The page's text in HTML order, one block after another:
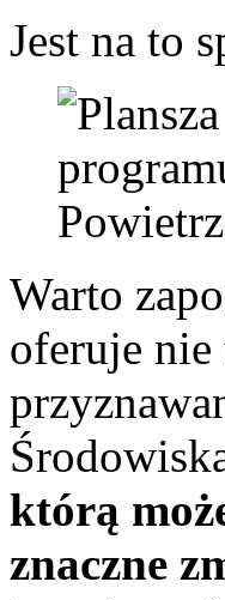
Jest na to
Warto
oferuje
którą
znaczne